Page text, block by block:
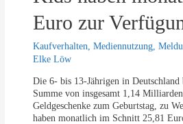
Euro zur
Kaufverhalten ,Mediennutzung ,
Elke Löw
Die 6- bis 13-Jährigen in Deutschland
Summe von insgesamt 1,14
Geldgeschenke zum Geburtstag, zu
haben monatlich im Schnitt 25,81